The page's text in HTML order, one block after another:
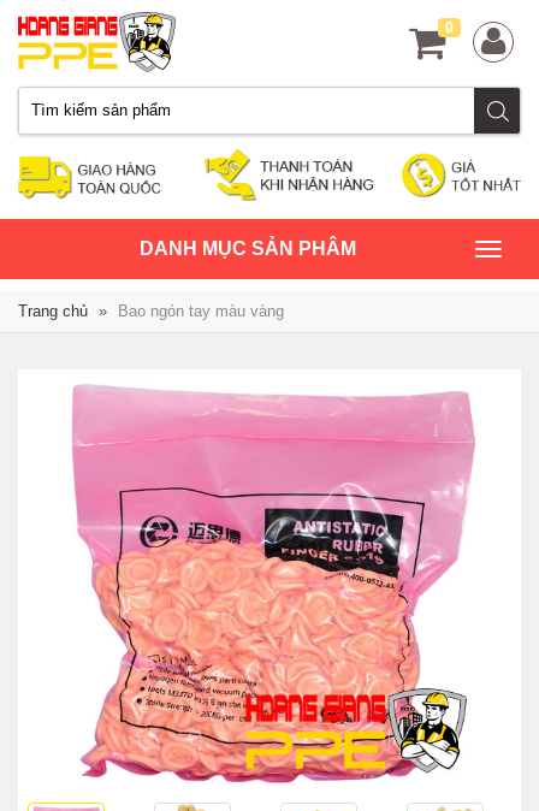
0
TOGGLE
DANH MỤC SẢN PHÂM
Trang chủ » Bao ngón tay màu vàng